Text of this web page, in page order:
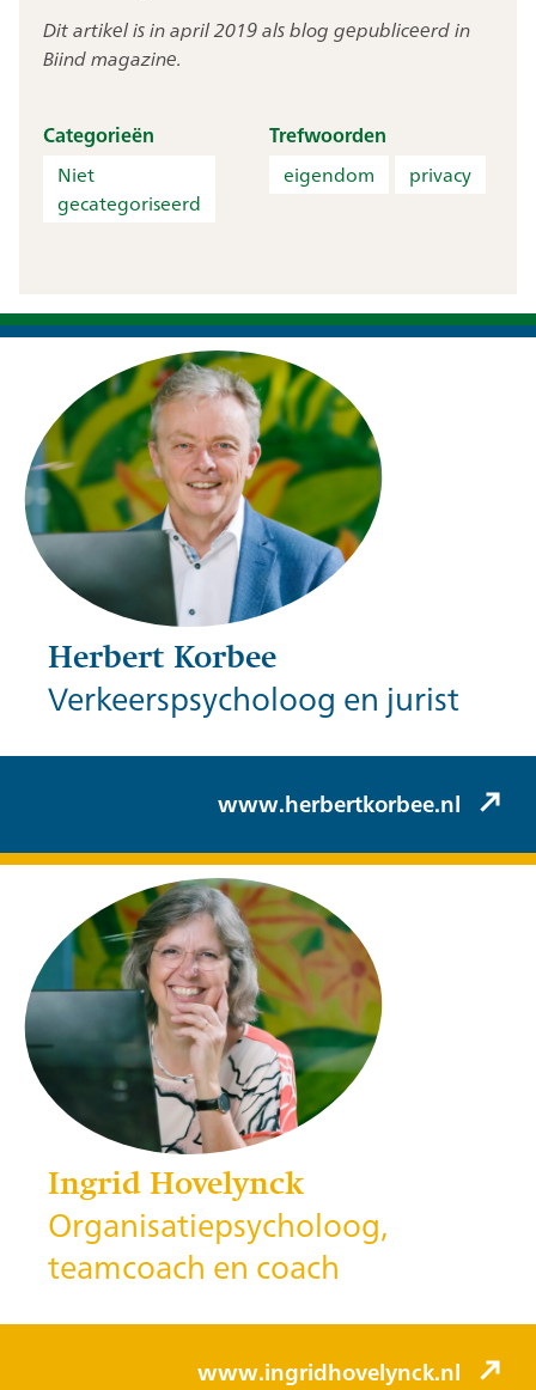
Dit artikel is in april 2019 als blog gepubliceerd in
Biind magazine.
Categorieën
Niet
gecategoriseerd
Trefwoorden
eigendom
privacy
Herbert Korbee (Korbee & Hovelynck)
Herbert Korbee
Verkeerspsycholoog en jurist
www.herbertkorbee.nl
Ingrid Hovelynck
Organisatiepsycholoog,
teamcoach en coach
www.ingridhovelynck.nl